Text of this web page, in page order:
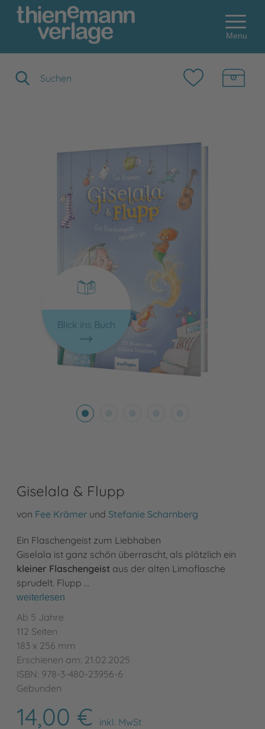
Menu
Blick ins Buch
Giselala & Flupp
von Fee Krämer und Stefanie Scharnberg
Ein Flaschengeist zum Liebhaben
Giselala ist ganz schön überrascht, als plötzlich ein
kleiner Flaschengeist aus der alten Limoflasche
sprudelt. Flupp …
weiterlesen
Ab 5 Jahre
112 Seiten
183 x 256 mm
Erschienen am: 21.02.2025
ISBN: 978-3-480-23956-6
Gebunden
14,00 €
inkl. MwSt